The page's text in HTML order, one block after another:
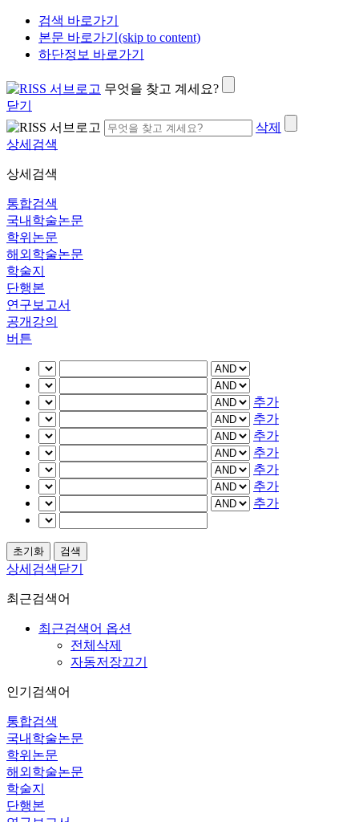
검색 바로가기
본문 바로가기(skip to content)
하단정보 바로가기
무엇을 찾고 계세요?
닫기
삭제
상세검색
상세검색
통합검색
국내학술논문
학위논문
해외학술논문
학술지
단행본
연구보고서
공개강의
버튼
추가
추가
추가
추가
추가
추가
추가
상세검색닫기
최근검색어
최근검색어 옵션
전체삭제
자동저장끄기
인기검색어
통합검색
국내학술논문
학위논문
해외학술논문
학술지
단행본